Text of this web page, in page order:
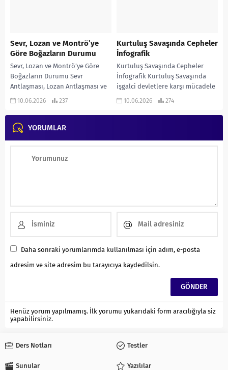
Sevr, Lozan ve Montrö’ye
Göre Boğazların Durumu
Sevr, Lozan ve Montrö’ye Göre
Boğazların Durumu Sevr
Antlaşması, Lozan Antlaşması ve
Montrö Boğazlar Sözleşmesine
ANLATIMLI...
10.06.2026 237
Kurtuluş Savaşında Cepheler
İnfografik
Kurtuluş Savaşında Cepheler
İnfografik Kurtuluş Savaşında
işgalci devletlere karşı mücadele
ettiğimiz cepheleri gösteren
ANLATIMLI ETKİNLİKLİ SORU
10.06.2026 274
YORUMLAR
Daha sonraki yorumlarımda kullanılması için adım, e-posta
adresim ve site adresim bu tarayıcıya kaydedilsin.
Henüz yorum yapılmamış. İlk yorumu yukarıdaki form aracılığıyla siz
yapabilirsiniz.
Ders Notları Testler
Sunular Yazılılar